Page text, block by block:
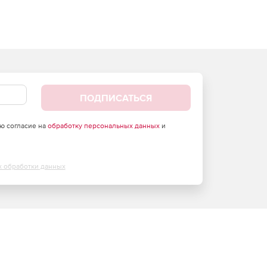
ПОДПИСАТЬСЯ
согласие на обработку персональных данныхи
обработки данных